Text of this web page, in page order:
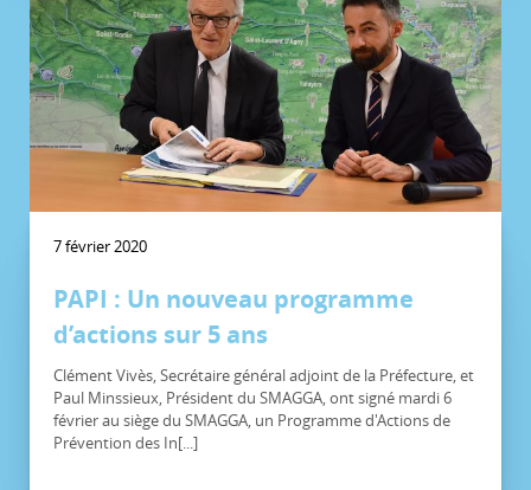
7 février 2020
PAPI : Un nouveau programme
d’actions sur 5 ans
Clément Vivès, Secrétaire général adjoint de la Préfecture, et
Paul Minssieux, Président du SMAGGA, ont signé mardi 6
février au siège du SMAGGA, un Programme d'Actions de
Prévention des In[...]